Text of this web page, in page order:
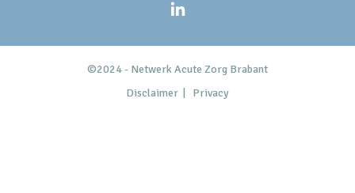
©2024 - Netwerk Acute Zorg Brabant
Disclaimer
Privacy